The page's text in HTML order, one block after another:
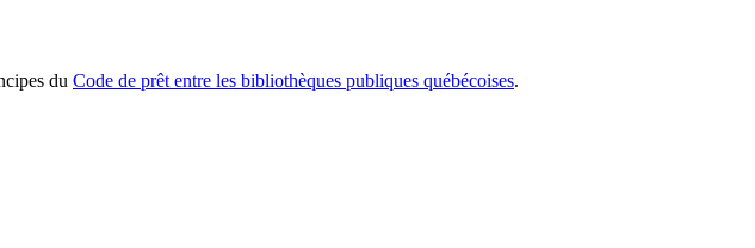
du Code de prêt entre les bibliothèques publiques québécoises.